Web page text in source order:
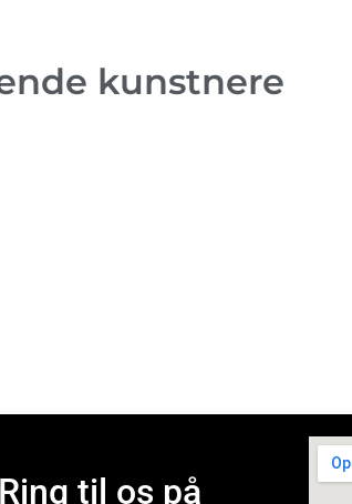
kunstnere
Ring til os på